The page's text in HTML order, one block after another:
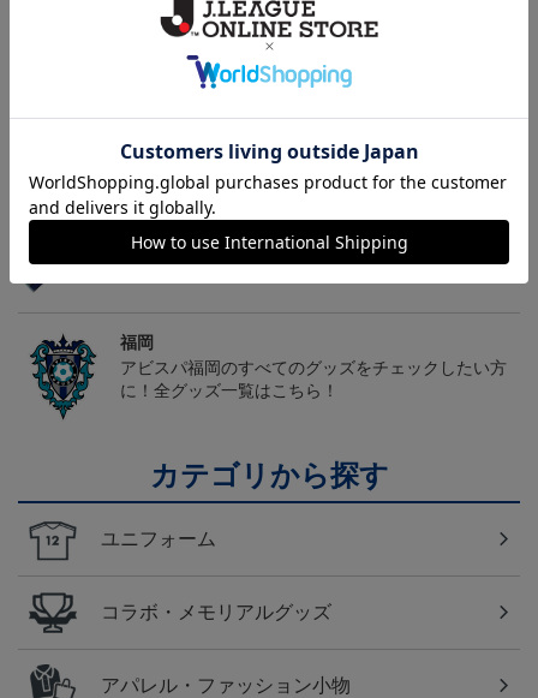
ヘルプページ
トピックス
福岡
こだわりのデザインに注目！タオルマフラーは応援
の必須アイテム！
福岡
アビスパ福岡のすべてのグッズをチェックしたい方
に！全グッズ一覧はこちら！
カテゴリから探す
ユニフォーム
コラボ・メモリアルグッズ
アパレル・ファッション小物